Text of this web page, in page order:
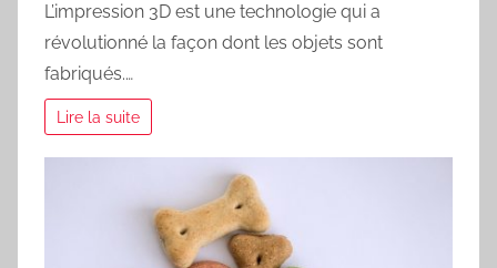
L’impression 3D est une technologie qui a
révolutionné la façon dont les objets sont
fabriqués.…
Lire la suite